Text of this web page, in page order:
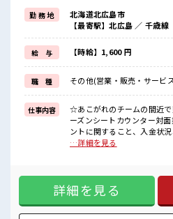
ブランクがあっても大丈夫♪
経験はちょっとだけ…という方もOK！
≪プライベートが充実する≫
場合によってはお願いすることもあり
残業はほとんどナシ！
≪髪型自由≫
基本的に髪色自由で明るすぎたり奇抜
(規定有)≪様々なお仕事をご提案≫
一人で悩まず気軽に相談できる、
派遣のお仕事です！
■職場の雰囲気
明るすぎたり奇抜過ぎなければヘアカ
ロッカー付き職場♪
高収入もバッチリ目指せますよ！
勤 務 地
北海道北広島市
【最寄駅】北広島 ／ 千歳線
給 与 【時給】1,600 円
職 種 その他(営業・販売・サービ
仕事内容
☆あこがれのチームの間近
ーズンシートカウンター対
ントに関すること、入金状
料請求、購入希望、座席変更など ■お仕事PR ≪新し
んか？ ブランクがあって
いう方もOK！ ≪プライベー
お願いすることもあります
自由≫ 基本的に髪色自由で
…詳細を見る
詳細を見る